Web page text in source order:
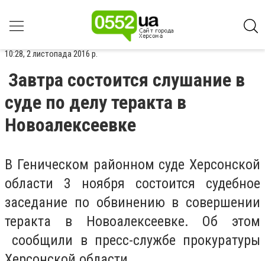
10:28, 2 листопада 2016 р.
Завтра состоится слушание в
суде по делу теракта в
Новоалексеевке
В Геническом районном суде Херсонской
области 3 ноября состоится судебное
заседание по обвинению в совершении
теракта в Новоалексеевке. Об этом
сообщили в пресс-службе прокуратуры